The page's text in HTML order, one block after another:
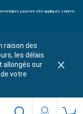
peuvent être appliqués selon le
raison des
les délais
allongés sur
votre